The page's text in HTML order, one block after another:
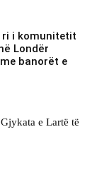
ri i komunitetit
Londër
banorët e
e Lartë të